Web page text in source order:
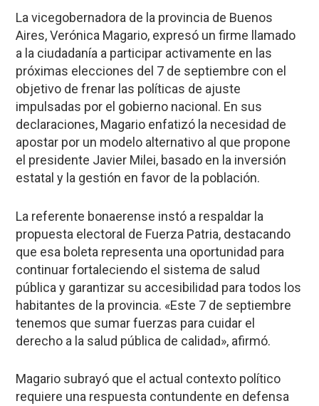
La vicegobernadora de la provincia de Buenos
Aires, Verónica Magario, expresó un firme llamado
a la ciudadanía a participar activamente en las
próximas elecciones del 7 de septiembre con el
objetivo de frenar las políticas de ajuste
impulsadas por el gobierno nacional. En sus
declaraciones, Magario enfatizó la necesidad de
apostar por un modelo alternativo al que propone
el presidente Javier Milei, basado en la inversión
estatal y la gestión en favor de la población.
La referente bonaerense instó a respaldar la
propuesta electoral de Fuerza Patria, destacando
que esa boleta representa una oportunidad para
continuar fortaleciendo el sistema de salud
pública y garantizar su accesibilidad para todos los
habitantes de la provincia. «Este 7 de septiembre
tenemos que sumar fuerzas para cuidar el
derecho a la salud pública de calidad», afirmó.
Magario subrayó que el actual contexto político
requiere una respuesta contundente en defensa